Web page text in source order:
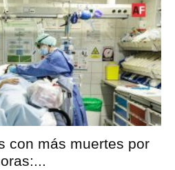
con más muertes por